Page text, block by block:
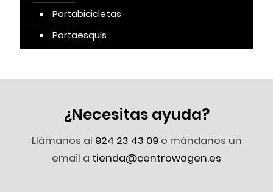
Portabicicletas
Portaesquís
¿Necesitas ayuda?
Llámanos al 924 23 43 09o mándanos un
email a tienda@centrowagen.es